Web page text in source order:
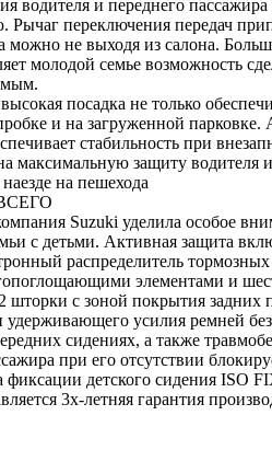
водителя и переднего
переключения передач
можно не выходя из салона.
молодой семье возможность
посадка не только
и на загруженной парковке.
стабильность при
максимальную защиту водителя
на пешехода
Suzuki уделила особое
с детьми. Активная защита
распределитель
элементами и
шторки с зоной покрытия задних
удерживающего усилия ремней
сидениях, а также
при его отсутствии
фиксации детского сидения ISO
3x-летняя гарантия